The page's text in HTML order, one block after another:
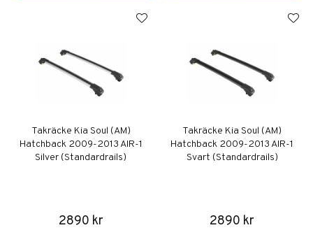
Takräcke Kia Soul (AM)
Hatchback 2009-2013 AIR-1
Silver (Standardrails)
2890 kr
Takräcke Kia Soul (AM)
Hatchback 2009-2013 AIR-1
Svart (Standardrails)
2890 kr